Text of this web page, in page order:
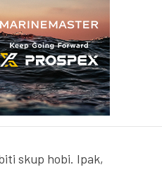
skup hobi. Ipak,